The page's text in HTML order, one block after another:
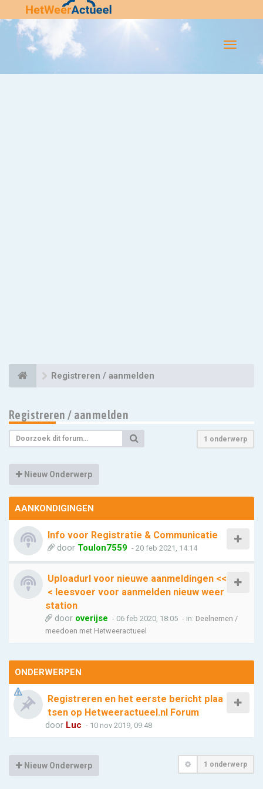
Flip-
Registreren / aanmelden
Registreren / aanmelden
1 onderwerp
Nieuw Onderwerp
AANKONDIGINGEN
Info voor Registratie & Communicatie
door Toulon7559 - 20 feb 2021, 14:14
Uploadurl voor nieuwe aanmeldingen <<
< leesvoer voor aanmelden nieuw weer
station
door overijse - 06 feb 2020, 18:05 - in: Deelnemen /
meedoen met Hetweeractueel
ONDERWERPEN
Registreren en het eerste bericht plaa
tsen op Hetweeractueel.nl Forum
door Luc - 10 nov 2019, 09:48
Nieuw Onderwerp 1 onderwerp